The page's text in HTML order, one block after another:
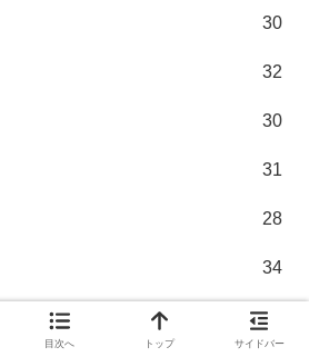
30
32
30
31
28
34
31
目次へ トップ サイドバー